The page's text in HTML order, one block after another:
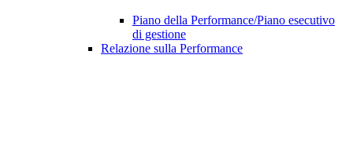
Piano della Performance/Piano esecutivo
di gestione
Relazione sulla Performance